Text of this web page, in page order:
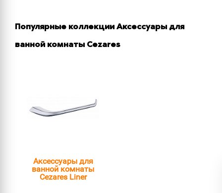
Популярные коллекции Аксессуары для
ванной комнаты Cezares
Аксессуары для
ванной комнаты
Cezares Liner